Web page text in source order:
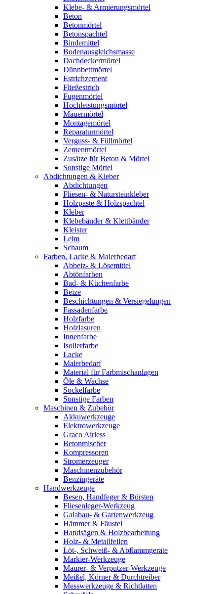
Klebe- & Armierungsmörtel
Beton
Betonmörtel
Betonspachtel
Bindemittel
Bodenausgleichsmasse
Dachdeckermörtel
Dünnbettmörtel
Estrichzement
Fließestrich
Fugenmörtel
Hochleistungsmörtel
Mauermörtel
Montagemörtel
Reparaturmörtel
Verguss- & Füllmörtel
Zementmörtel
Zusätze für Beton & Mörtel
Sonstige Mörtel
Abdichtungen & Kleber
Abdichtungen
Fliesen- & Natursteinkleber
Holzpaste & Holzspachtel
Kleber
Klebebänder & Klettbänder
Kleister
Leim
Schaum
Farben, Lacke & Malerbedarf
Abbeiz- & Lösemittel
Abtönfarben
Bad- & Küchenfarbe
Beize
Beschichtungen & Versiegelungen
Fassadenfarbe
Holzfarbe
Holzlasuren
Innenfarbe
Isolierfarbe
Lacke
Malerbedarf
Material für Farbmischanlagen
Öle & Wachse
Sockelfarbe
Sonstige Farben
Maschinen & Zubehör
Akkuwerkzeuge
Elektrowerkzeuge
Graco Airless
Betonmischer
Kompressoren
Stromerzeuger
Maschinenzubehör
Benzingeräte
Handwerkzeuge
Besen, Handfeger & Bürsten
Fliesenleger-Werkzeug
Galabau- & Gartenwerkzeug
Hämmer & Fäustel
Handsägen & Holzbearbeitung
Holz- & Metallfeilen
Löt-, Schweiß- & Abflammgeräte
Markier-Werkzeuge
Maurer- & Verputzer-Werkzeuge
Meißel, Körner & Durchtreiber
Messwerkzeuge & Richtlatten